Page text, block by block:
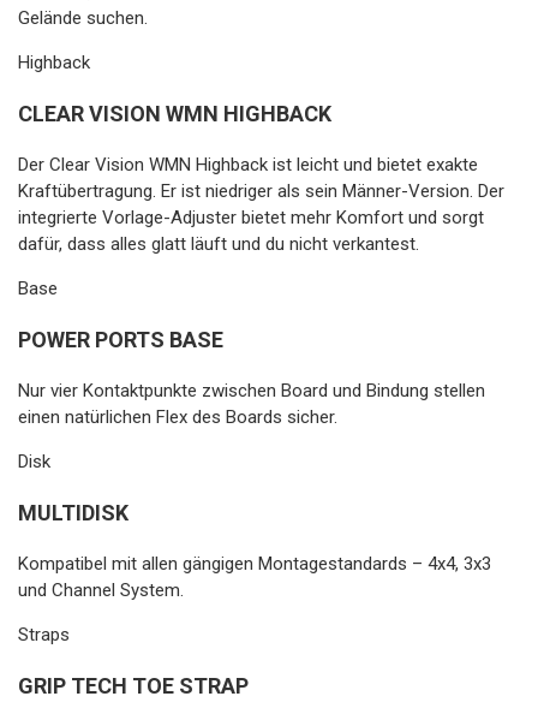
Gelände suchen.
Highback
CLEAR VISION WMN HIGHBACK
Der Clear Vision WMN Highback ist leicht und bietet exakte
Kraftübertragung. Er ist niedriger als sein Männer-Version. Der
integrierte Vorlage-Adjuster bietet mehr Komfort und sorgt
dafür, dass alles glatt läuft und du nicht verkantest.
Base
POWER PORTS BASE
Nur vier Kontaktpunkte zwischen Board und Bindung stellen
einen natürlichen Flex des Boards sicher.
Disk
MULTIDISK
Kompatibel mit allen gängigen Montagestandards – 4x4, 3x3
und Channel System.
Straps
GRIP TECH TOE STRAP